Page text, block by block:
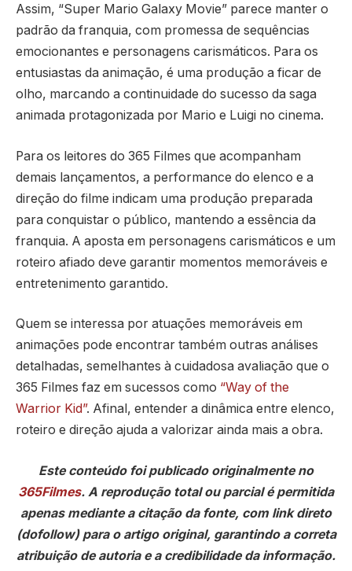
Assim, “Super Mario Galaxy Movie” parece manter o
padrão da franquia, com promessa de sequências
emocionantes e personagens carismáticos. Para os
entusiastas da animação, é uma produção a ficar de
olho, marcando a continuidade do sucesso da saga
animada protagonizada por Mario e Luigi no cinema.
Para os leitores do 365 Filmes que acompanham
demais lançamentos, a performance do elenco e a
direção do filme indicam uma produção preparada
para conquistar o público, mantendo a essência da
franquia. A aposta em personagens carismáticos e um
roteiro afiado deve garantir momentos memoráveis e
entretenimento garantido.
Quem se interessa por atuações memoráveis em
animações pode encontrar também outras análises
detalhadas, semelhantes à cuidadosa avaliação que o
365 Filmes faz em sucessos como “Way of the
Warrior Kid”. Afinal, entender a dinâmica entre elenco,
roteiro e direção ajuda a valorizar ainda mais a obra.
Este conteúdo foi publicado originalmente no
365Filmes. A reprodução total ou parcial é permitida
apenas mediante a citação da fonte, com link direto
(dofollow) para o artigo original, garantindo a correta
atribuição de autoria e a credibilidade da informação.